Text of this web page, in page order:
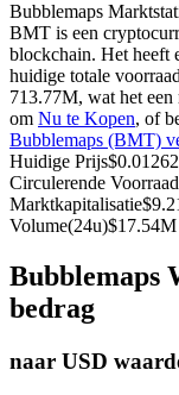
Kopiëren
Sluit je aan bij
Bubblemaps
BMT is een
blockchain. Het heeft
huidige totale
713.77M, wat het
om Nu te Kopen, of
Bubblemaps (BMT)
Huidige Prijs$0.01262
Circulerende Voorraad
Marktkapitalisatie$
Volume(24u)$17.54M
Bubblemaps
bedrag
naar USD